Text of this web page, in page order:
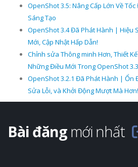
OpenShot 3.5: Nâng Cấp Lớn Về
Sáng Tạo
OpenShot 3.4 Đã Phát Hành | Hiệu
Mới, Cập Nhật Hấp Dẫn!
Chỉnh sửa Thông minh Hơn, Thiết
Những Điều Mới Trong OpenShot 3.3
OpenShot 3.2.1 Đã Phát Hành | Ổn
Sửa Lỗi, và Khởi Động Mượt Mà Hơn!
Bài đăng mới nhất